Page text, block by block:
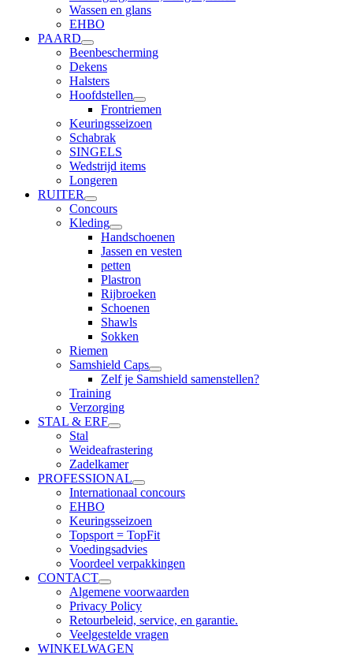
Wassen en glans
EHBO
PAARD
Beenbescherming
Dekens
Halsters
Hoofdstellen
Frontriemen
Keuringsseizoen
Schabrak
SINGELS
Wedstrijd items
Longeren
RUITER
Concours
Kleding
Handschoenen
Jassen en vesten
petten
Plastron
Rijbroeken
Schoenen
Shawls
Sokken
Riemen
Samshield Caps
Zelf je Samshield samenstellen?
Training
Verzorging
STAL & ERF
Stal
Weideafrastering
Zadelkamer
PROFESSIONAL
Internationaal concours
EHBO
Keuringsseizoen
Topsport = TopFit
Voedingsadvies
Voordeel verpakkingen
CONTACT
Algemene voorwaarden
Privacy Policy
Retourbeleid, service, en garantie.
Veelgestelde vragen
WINKELWAGEN